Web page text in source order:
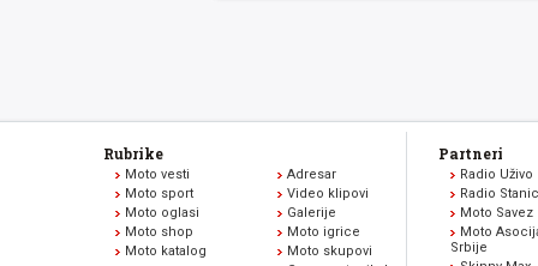
Rubrike
Moto vesti
Moto sport
Moto oglasi
Moto shop
Moto katalog
Adresar
Video klipovi
Galerije
Moto igrice
Moto skupovi
Partneri
Radio Uživo
Radio
Moto Savez
Moto
Srbije